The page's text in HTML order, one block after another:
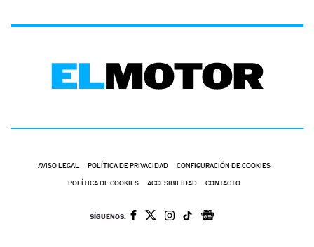
AVISO LEGAL POLÍTICA DE PRIVACIDAD CONFIGURACIÓN DE COOKIES
POLÍTICA DE COOKIES ACCESIBILIDAD CONTACTO
SÍGUENOS: